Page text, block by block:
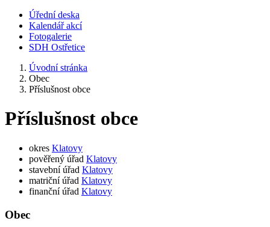
Úřední deska
Kalendář akcí
Fotogalerie
SDH Ostřetice
Úvodní stránka
Obec
Příslušnost obce
Příslušnost obce
okres Klatovy
pověřený úřad Klatovy
stavební úřad Klatovy
matriční úřad Klatovy
finanční úřad Klatovy
Obec